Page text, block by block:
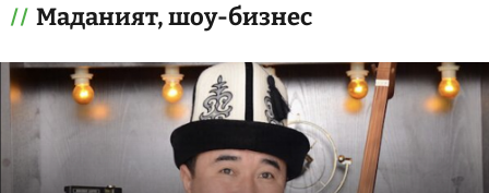
Маданият, шоу-бизнес